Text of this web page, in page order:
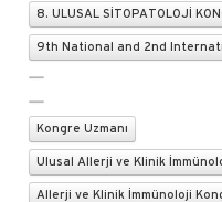
8. ULUSAL SİTOPATOLOJİ
9th National and 2nd
Kongre Uzmanı
Ulusal Allerji ve Klinik
Allerji ve Klinik İmmünoloji